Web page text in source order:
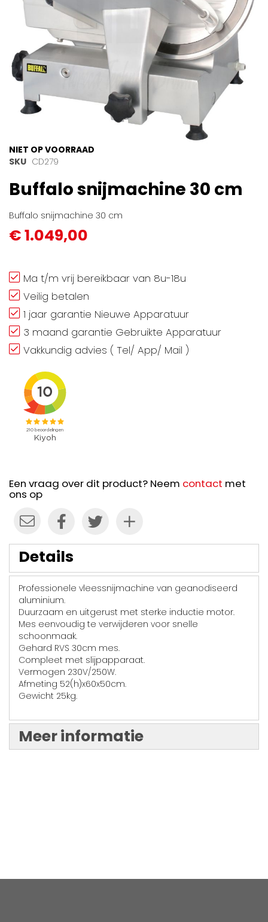
Ga
naar
begin
van
afbeeldingen-
gallerij
NIET OP VOORRAAD
SKU CD279
Buffalo snijmachine 30 cm
Buffalo snijmachine 30 cm
€ 1.049,00
Ma t/m vrij bereikbaar van 8u-18u
Veilig betalen
1 jaar garantie Nieuwe Apparatuur
3 maand garantie Gebruikte Apparatuur
Vakkundig advies ( Tel/ App/ Mail )
Een vraag over dit product? Neem contact met
ons op
Details
Professionele vleessnijmachine van geanodiseerd
aluminium.
Duurzaam en uitgerust met sterke inductie motor.
Mes eenvoudig te verwijderen voor snelle
schoonmaak.
Gehard RVS 30cm mes.
Compleet met slijpapparaat.
Vermogen 230V/250W.
Afmeting 52(h)x60x50cm.
Gewicht 25kg.
Meer informatie